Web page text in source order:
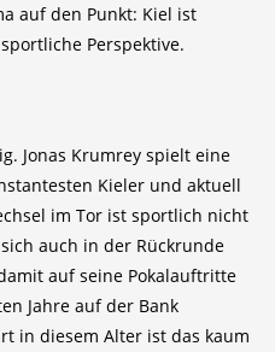
auf den Punkt: Kiel ist
Perspektive.
Jonas Krumrey spielt eine
Kieler und aktuell
im Tor ist sportlich nicht
auch in der Rückrunde
auf seine Pokalauftritte
Jahre auf der Bank
in diesem Alter ist das kaum